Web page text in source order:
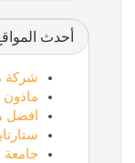
أحدث
شركة
افضل
جامعة